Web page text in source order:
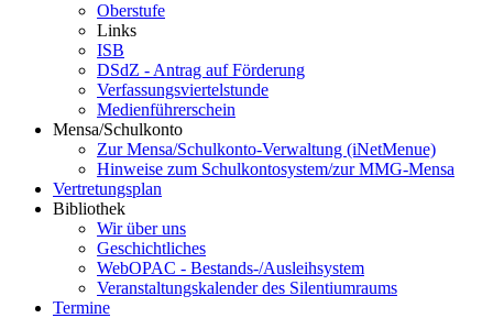
Oberstufe
Links
ISB
DSdZ - Antrag auf Förderung
Verfassungsviertelstunde
Medienführerschein
Mensa/Schulkonto
Zur Mensa/Schulkonto-Verwaltung (iNetMenue)
Hinweise zum Schulkontosystem/zur MMG-Mensa
Vertretungsplan
Bibliothek
Wir über uns
Geschichtliches
WebOPAC - Bestands-/Ausleihsystem
Veranstaltungskalender des Silentiumraums
Termine